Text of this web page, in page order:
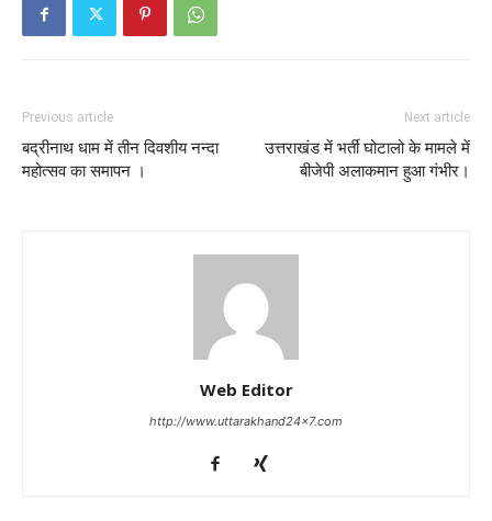
Previous article
बद्रीनाथ धाम में तीन दिवशीय नन्दा
महोत्सव का समापन ।
Next article
उत्तराखंड में भर्ती घोटालो के मामले में
बीजेपी अलाकमान हुआ गंभीर।
Web Editor
http://www.uttarakhand24x7.com